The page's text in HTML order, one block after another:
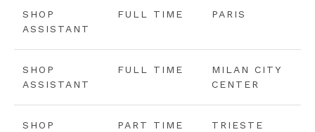
SHOP
ASSISTANT
FULL TIME PARIS
SHOP
ASSISTANT
FULL TIME
MILAN CITY
CENTER
SHOP
PART TIME TRIESTE